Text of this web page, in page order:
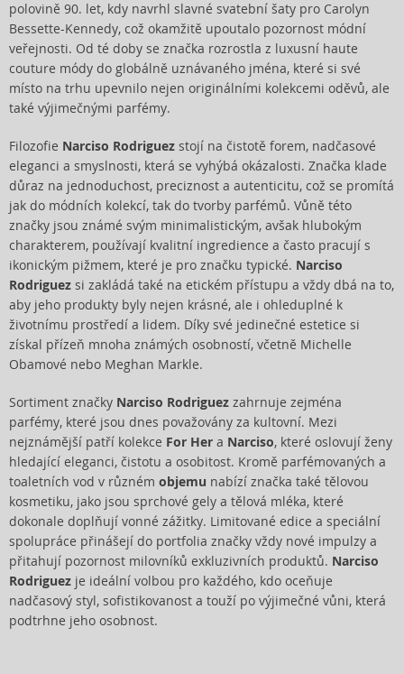
polovině 90. let, kdy navrhl slavné svatební šaty pro Carolyn
Bessette-Kennedy, což okamžitě upoutalo pozornost módní
veřejnosti. Od té doby se značka rozrostla z luxusní haute
couture módy do globálně uznávaného jména, které si své
místo na trhu upevnilo nejen originálními kolekcemi oděvů, ale
také výjimečnými parfémy.
Filozofie Narciso Rodriguez stojí na čistotě forem, nadčasové
eleganci a smyslnosti, která se vyhýbá okázalosti. Značka klade
důraz na jednoduchost, preciznost a autenticitu, což se promítá
jak do módních kolekcí, tak do tvorby parfémů. Vůně této
značky jsou známé svým minimalistickým, avšak hlubokým
charakterem, používají kvalitní ingredience a často pracují s
ikonickým pižmem, které je pro značku typické. Narciso
Rodriguez si zakládá také na etickém přístupu a vždy dbá na to,
aby jeho produkty byly nejen krásné, ale i ohleduplné k
životnímu prostředí a lidem. Díky své jedinečné estetice si
získal přízeň mnoha známých osobností, včetně Michelle
Obamové nebo Meghan Markle.
Sortiment značky Narciso Rodriguez zahrnuje zejména
parfémy, které jsou dnes považovány za kultovní. Mezi
nejznámější patří kolekce For Her a Narciso, které oslovují ženy
hledající eleganci, čistotu a osobitost. Kromě parfémovaných a
toaletních vod v různém objemu nabízí značka také tělovou
kosmetiku, jako jsou sprchové gely a tělová mléka, které
dokonale doplňují vonné zážitky. Limitované edice a speciální
spolupráce přinášejí do portfolia značky vždy nové impulzy a
přitahují pozornost milovníků exkluzivních produktů. Narciso
Rodriguez je ideální volbou pro každého, kdo oceňuje
nadčasový styl, sofistikovanost a touží po výjimečné vůni, která
podtrhne jeho osobnost.